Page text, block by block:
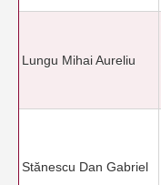
Lungu Mihai Aureliu
Stănescu Dan Gabriel